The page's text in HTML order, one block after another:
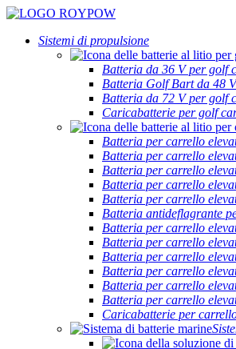
Sistemi di propulsione
Batteria da 36 V per golf
Batteria Golf Bart da 48 V
Batteria da 72 V per golf
Caricabatterie per golf
Batteria per carrello
Batteria per carrello
Batteria per carrello
Batteria per carrello
Batteria per carrello
Batteria antideflagrante
Batteria per carrello
Batteria per carrello
Batteria per carrello
Batteria per carrello
Batteria per carrello
Batteria per carrello
Caricabatterie per